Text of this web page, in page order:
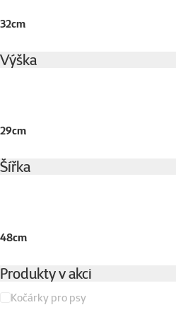
32cm
Výška
29cm
Šířka
48cm
Produkty v akci
Kočárky pro psy